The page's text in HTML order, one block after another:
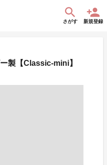
さがす 新規登録
製【Classic-mini】